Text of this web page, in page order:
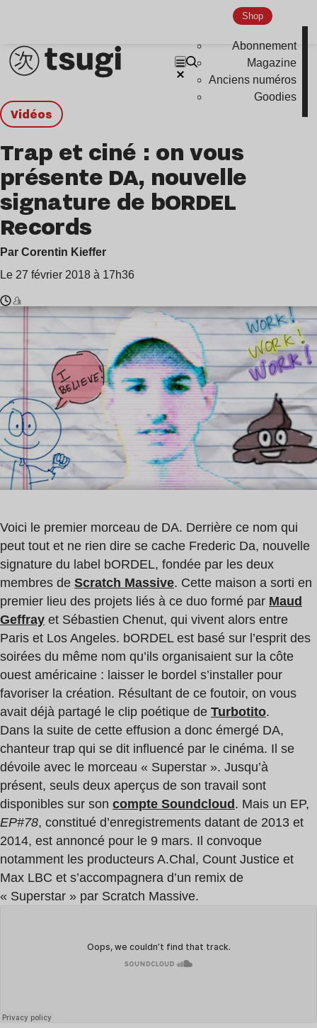
Shop
Abonnement
Magazine
Anciens numéros
Goodies
Vidéos
Trap et ciné : on vous
présente DA, nouvelle
signature de bORDEL
Records
Par Corentin Kieffer
Le 27 février 2018 à 17h36
Temps
de
lecture
:
1
min
DA
Voici le premier morceau de DA. Derrière ce nom qui
peut tout et ne rien dire se cache Frederic Da, nouvelle
signature du label bORDEL, fondée par les deux
membres de Scratch Massive. Cette maison a sorti en
premier lieu des projets liés à ce duo formé par Maud
Geffray et Sébastien Chenut, qui vivent alors entre
Paris et Los Angeles. bORDEL est basé sur l’esprit des
soirées du même nom qu’ils organisaient sur la côte
ouest américaine : laisser le bordel s’installer pour
favoriser la création. Résultant de ce foutoir, on vous
avait déjà partagé le clip poétique de Turbotito.
Dans la suite de cette effusion a donc émergé DA,
chanteur trap qui se dit influencé par le cinéma. Il se
dévoile avec le morceau « Superstar ». Jusqu’à
présent, seuls deux aperçus de son travail sont
disponibles sur son compte Soundcloud . Mais un EP,
EP#78, constitué d’enregistrements datant de 2013 et
2014, est annoncé pour le 9 mars. Il convoque
notamment les producteurs A.Chal, Count Justice et
Max LBC et s’accompagnera d’un remix de
« Superstar » par Scratch Massive.